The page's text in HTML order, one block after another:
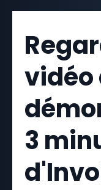
vidéo
3